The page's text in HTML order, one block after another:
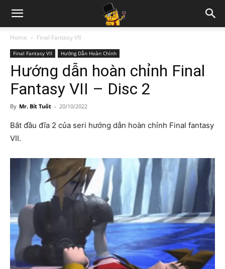
Home Final Fantasy VII
Final Fantasy VII Hướng Dẫn Hoàn Chỉnh
Hướng dẫn hoàn chỉnh Final
Fantasy VII – Disc 2
By Mr. Bít Tuốt - 20/10/2022
Bắt đầu đĩa 2 của seri hướng dẫn hoàn chỉnh Final fantasy
VII.